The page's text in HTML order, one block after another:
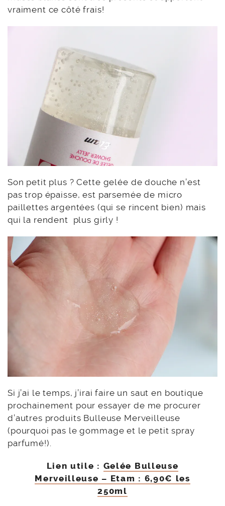
vraiment ce côté frais!
Son petit plus ? Cette gelée de douche n’est
pas trop épaisse, est parsemée de micro
paillettes argentées (qui se rincent bien) mais
qui la rendent plus girly !
Si j’ai le temps, j’irai faire un saut en boutique
prochainement pour essayer de me procurer
d’autres produits Bulleuse Merveilleuse
(pourquoi pas le gommage et le petit spray
parfumé!).
Lien utile : Gelée Bulleuse
Merveilleuse – Etam : 6,90€ les
250ml